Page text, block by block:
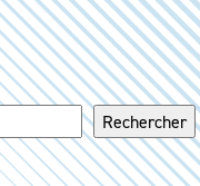
Rechercher